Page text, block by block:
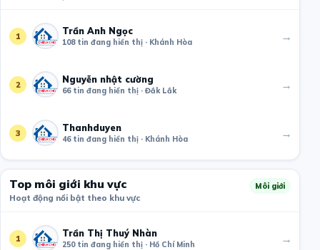
1 Trần Anh Ngọc
108 tin đang hiển thị · Khánh Hòa →
2 Nguyễn nhật cường
66 tin đang hiển thị · Đắk Lắk →
3 Thanhduyen
46 tin đang hiển thị · Khánh Hòa →
Top môi giới khu vực
Hoạt động nổi bật theo khu vực
Môi giới
1 Trần Thị Thuý Nhàn
250 tin đang hiển thị · Hồ Chí Minh →